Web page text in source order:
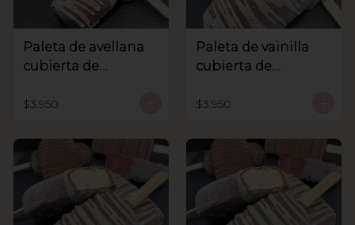
Paleta de avellana
cubierta de
$3.950
Paleta de vainilla
cubierta de
$3.950